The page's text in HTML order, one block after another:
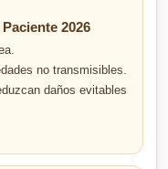
2026
no transmisibles.
daños evitables